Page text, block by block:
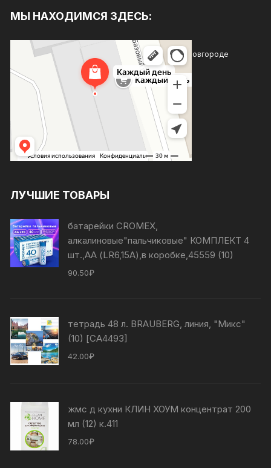
МЫ НАХОДИМСЯ ЗДЕСЬ:
Каждый день
Магазин хозтоваров и бытовой химии в Нижнем Новгороде
Товары для дома в Нижнем Новгороде
ЛУЧШИЕ ТОВАРЫ
батарейки CROMEX,
алкалиновые"пальчиковые" КОМПЛЕКТ 4
шт.,АА (LR6,15А),в коробке,45559 (10)
90.50₽
тетрадь 48 л. BRAUBERG, линия, "Микс"
(10) [СА4493]
42.00₽
жмс д кухни КЛИН ХОУМ концентрат 200
мл (12) к.411
78.00₽